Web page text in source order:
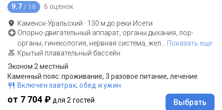
9.7 / 10 6 оценок
Каменск-Уральский · 130 м до реки Исети
Опорно-двигательный аппарат, органы дыхания, лор-
органы, гинекология, нервная система, жел
Показать еще
Крытый плавательный бассейн
Эконом 2 местный
Каменный пояс: проживание, 3 разовое питание, лечение
Включен завтрак, обед и ужин
от 7 704 ₽ для 2 гостей Выбрать